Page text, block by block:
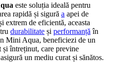
este soluția ideală pentru
rapidă și sigură a apei de
extrem de eficientă, aceasta
durabilitate și performanță în
Mini Aqua, beneficiezi de un
și întreținut, care previne
un mediu curat și sănătos.